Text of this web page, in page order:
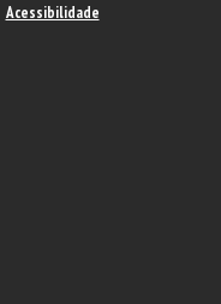
Acessibilidade